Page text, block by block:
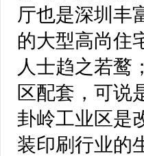
厅也是深圳丰
的大型高尚住
人士趋之若鹜
区配套，可说
卦岭工业区是
装印刷行业的